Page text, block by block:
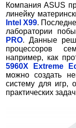
Компания ASUS
линейку
Intel X99.
лаборатории
PRO. Данные
процессоров
например, как
5960X Extreme
можно создать
систему для игр,
практических